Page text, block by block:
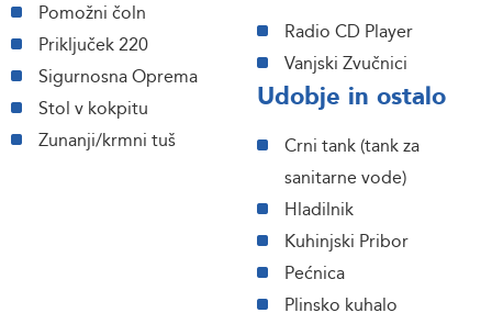
Pomožni čoln
Priključek 220
Sigurnosna Oprema
Stol v kokpitu
Zunanji/krmni tuš
Radio CD Player
Vanjski Zvučnici
Udobje in ostalo
Crni tank (tank za
sanitarne vode)
Hladilnik
Kuhinjski Pribor
Pećnica
Plinsko kuhalo